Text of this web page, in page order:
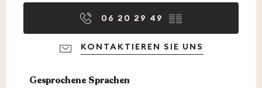
06 20 29 49 ▒▒
KONTAKTIEREN SIE UNS
Gesprochene Sprachen
Gesprochene Sprachen